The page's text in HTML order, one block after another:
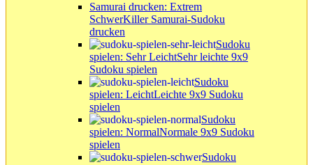
Samurai drucken: Extrem
SchwerKiller Samurai-Sudoku
drucken
Sudoku
spielen: Sehr LeichtSehr leichte 9x9
Sudoku spielen
Sudoku
spielen: LeichtLeichte 9x9 Sudoku
spielen
Sudoku
spielen: NormalNormale 9x9 Sudoku
spielen
Sudoku